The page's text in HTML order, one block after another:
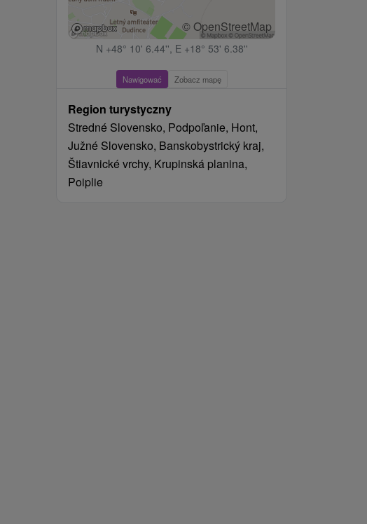
© OpenStreetMap
N +48° 10' 6.44'', E +18° 53' 6.38''
Nawigować Zobacz mapę
Region turystyczny
Stredné Slovensko, Podpoľanie, Hont,
Južné Slovensko, Banskobystrický kraj,
Štiavnické vrchy, Krupinská planina,
Poiplie